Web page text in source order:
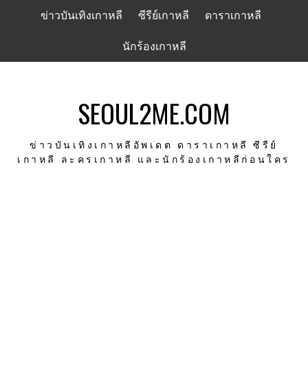
ข่าวบันเทิงเกาหลี ซีรีย์เกาหลี ดาราเกาหลี
นักร้องเกาหลี
SEOUL2ME.COM
ข่าวบันเทิงเกาหลีอัพเดต ดาราเกาหลี ซีรีย์
เกาหลี ละครเกาหลี และนักร้องเกาหลีก่อนใคร